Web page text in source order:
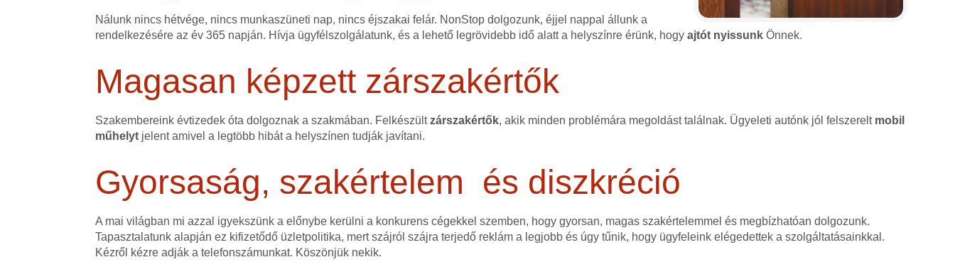
Nálunk nincs hétvége, nincs munkaszüneti nap, nincs éjszakai felár. NonStop dolgozunk, éjjel nappal állunk a
rendelkezésére az év 365 napján. Hívja ügyfélszolgálatunk, és a lehető legrövidebb idő alatt a helyszínre érünk, hogyajtót nyissunk Önnek.
Magasan képzett zárszakértők
Szakembereink évtizedek óta dolgoznak a szakmában. Felkészültzárszakértők, akik minden problémára megoldást találnak. Ügyeleti autónk jól felszerelt mobil
műhelyt jelent amivel a legtöbb hibát a helyszínen tudják javítani.
Gyorsaság, szakértelem és diszkréció
A mai világban mi azzal igyekszünk a előnybe kerülni a konkurens cégekkel szemben, hogy gyorsan, magas szakértelemmel és megbízhatóan dolgozunk.
Tapasztalatunk alapján ez kifizetődő üzletpolitika, mert szájról szájra terjedő reklám a legjobb és úgy tűnik, hogy ügyfeleink elégedettek a szolgáltatásainkkal.
Kézről kézre adják a telefonszámunkat. Köszönjük nekik.